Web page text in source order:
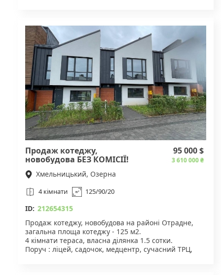
доларів 2% оформлення Для деталей звертайтесь
за вказаним номером телефону
Продаж котеджу,
новобудова БЕЗ КОМІСІЇ!
95 000 $
3 610 000 ₴
Хмельницький, Озерна
4 кімнати 125/90/20
ID: 212654315
Продаж котеджу, новобудова на районі Отрадне,
загальна площа котеджу - 125 м2.
4 кімнати тераса, власна ділянка 1.5 сотки.
Поруч : ліцей, садочок, медцентр, сучасний ТРЦ,